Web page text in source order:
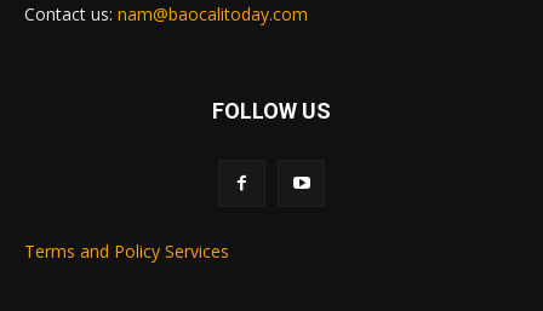
Contact us: nam@baocalitoday.com
FOLLOW US
Terms and Policy Services